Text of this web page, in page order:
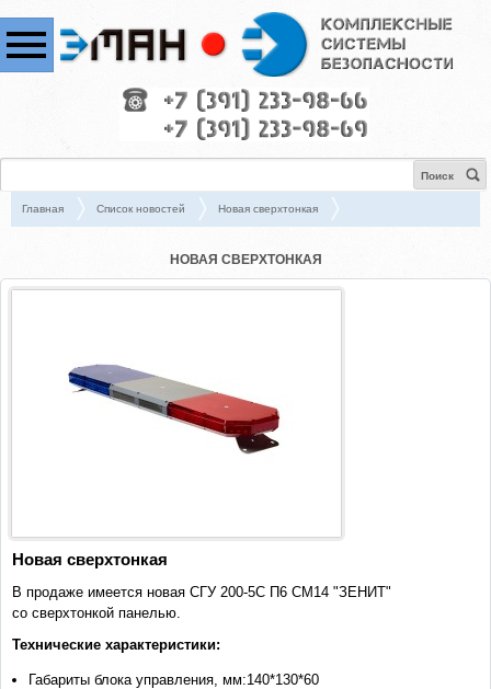
Поиск
Главная Список новостей Новая сверхтонкая
НОВАЯ СВЕРХТОНКАЯ
Новая сверхтонкая
В продаже имеется новая СГУ 200-5С П6 СМ14 "ЗЕНИТ"
со сверхтонкой панелью.
Технические характеристики:
Габариты блока управления, мм:140*130*60